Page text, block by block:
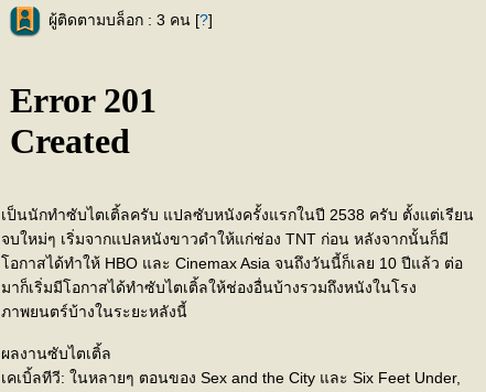
ผู้ติดตามบล็อก : 3 คน [?]
เป็นนักทำซับไตเติ้ลครับ แปลซับหนังครั้งแรกในปี 2538 ครับ ตั้งแต่เรียน
จบใหม่ๆ เริ่มจากแปลหนังขาวดำให้แก่ช่อง TNT ก่อน หลังจากนั้นก็มี
อกาสได้ทำให้ HBO และ Cinemax Asia จนถึงวันนี้ก็เลย 10 ปีแล้ว ต่อ
มาก็เริ่มมีโอกาสได้ทำซับไตเติ้ลให้ช่องอื่นบ้างรวมถึงหนังในโรง
ภาพยนตร์บ้างในระยะหลังนี้
ผลงานซับไตเติ้ล
เคเบิ้ลทีวี: ในหลายๆ ตอนของ Sex and the City และ Six Feet Under,